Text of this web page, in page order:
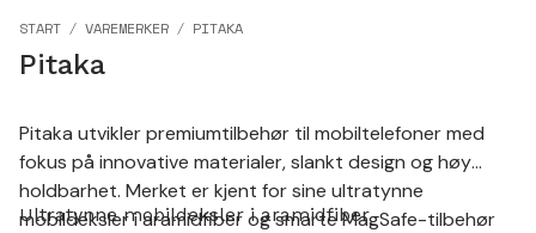
START VAREMERKER PITAKA
Pitaka
Pitaka utvikler premiumtilbehør til mobiltelefoner med
fokus på innovative materialer, slankt design og høy
holdbarhet. Merket er kjent for sine ultratynne
mobildeksler i aramidfiber og smarte MagSafe-tilbehør
Ultratynne mobildeksler i aramidfiber